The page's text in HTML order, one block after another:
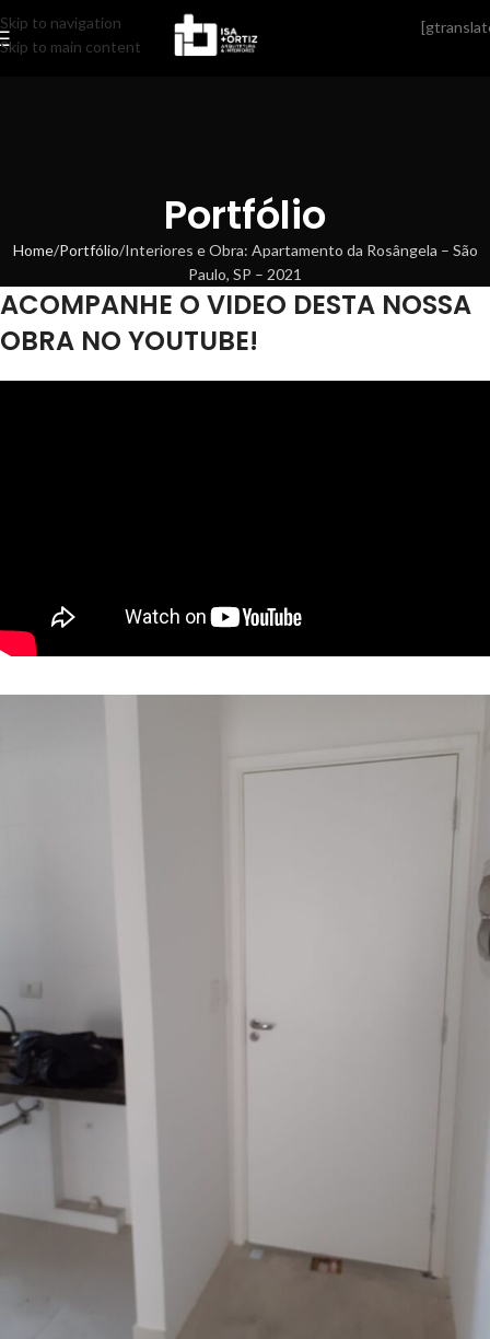
Skip to navigation
Skip to main content
Portfólio
Home Portfólio Interiores e Obra: Apartamento da Rosângela – São
Paulo, SP – 2021
ACOMPANHE O VIDEO DESTA NOSSA
OBRA NO YOUTUBE!